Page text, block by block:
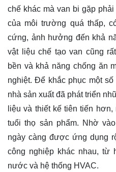
chế khác mà van bi gặp
của môi trường quá thấp,
cứng, ảnh hưởng đến khả
vật liệu chế tạo van cũng
bền và khả năng chống ăn
nghiệt. Để khắc phục một
nhà sản xuất đã phát triển
liệu và thiết kế tiên tiến
tuổi thọ sản phẩm. Nhờ
ngày càng được ứng dụng
công nghiệp khác nhau, từ
nước và hệ thống HVAC.